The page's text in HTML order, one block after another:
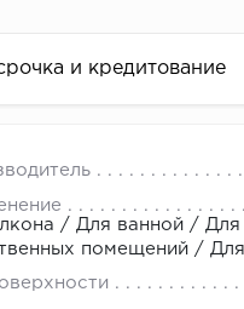
и кредитование
/ Для ванной /
помещений /